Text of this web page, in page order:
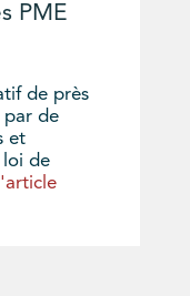
PME
de près
par de
et
loi de